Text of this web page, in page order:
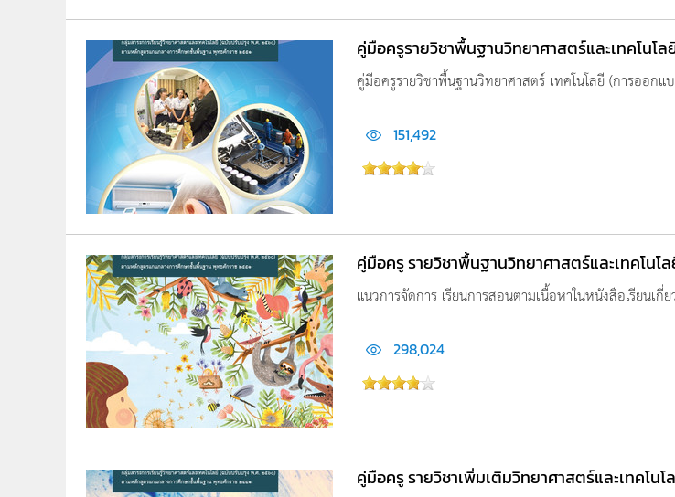
คู่มือครูรายวิชาพื้นฐานวิทยาศาสตร์และเทคโนโ
คู่มือครูรายวิชาพื้นฐานวิทยาศาสตร์ เทคโนโลยี (การออก
151,492
คู่มือครู รายวิชาพื้นฐานวิทยาศาสตร์และเทคโน
แนวการจัดการ เรียนการสอนตามเนื้อหาในหนังสือเรียนเ
298,024
คู่มือครู รายวิชาเพิ่มเติมวิทยาศาสตร์และเทคโน